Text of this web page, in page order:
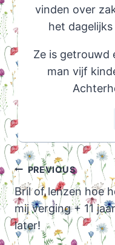
vinden over
het
Ze is getrouwd
man vijf
Post
navigation
PREVIOUS
Bril of lenzen hoe
mij verging + 11 jaar
later!